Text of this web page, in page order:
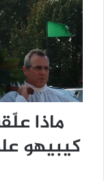
ماذا
كيبيهو